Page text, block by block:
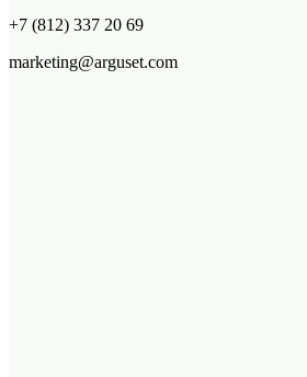
+7 (812) 337 20 69
marketing@arguset.com